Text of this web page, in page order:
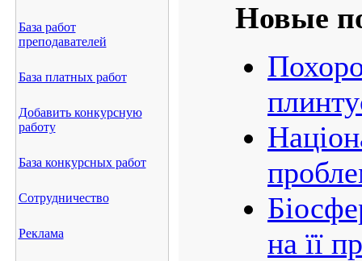
База работ
преподавателей
База платных работ
Добавить конкурсную
работу
База конкурсных работ
Сотрудничество
Реклама
Новые
на її